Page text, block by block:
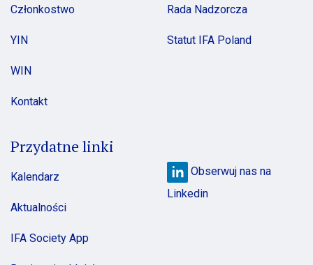
Członkostwo
YIN
WIN
Kontakt
Rada Nadzorcza
Statut IFA Poland
Przydatne linki
Kalendarz
Aktualności
IFA Society App
Obserwuj nas na
Linkedin